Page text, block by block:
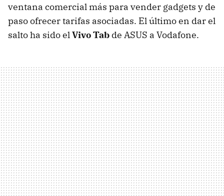
ventana comercial más para vender gadgets y de
paso ofrecer tarifas asociadas. El último en dar el
salto ha sido elVivo Tab de ASUS a Vodafone.